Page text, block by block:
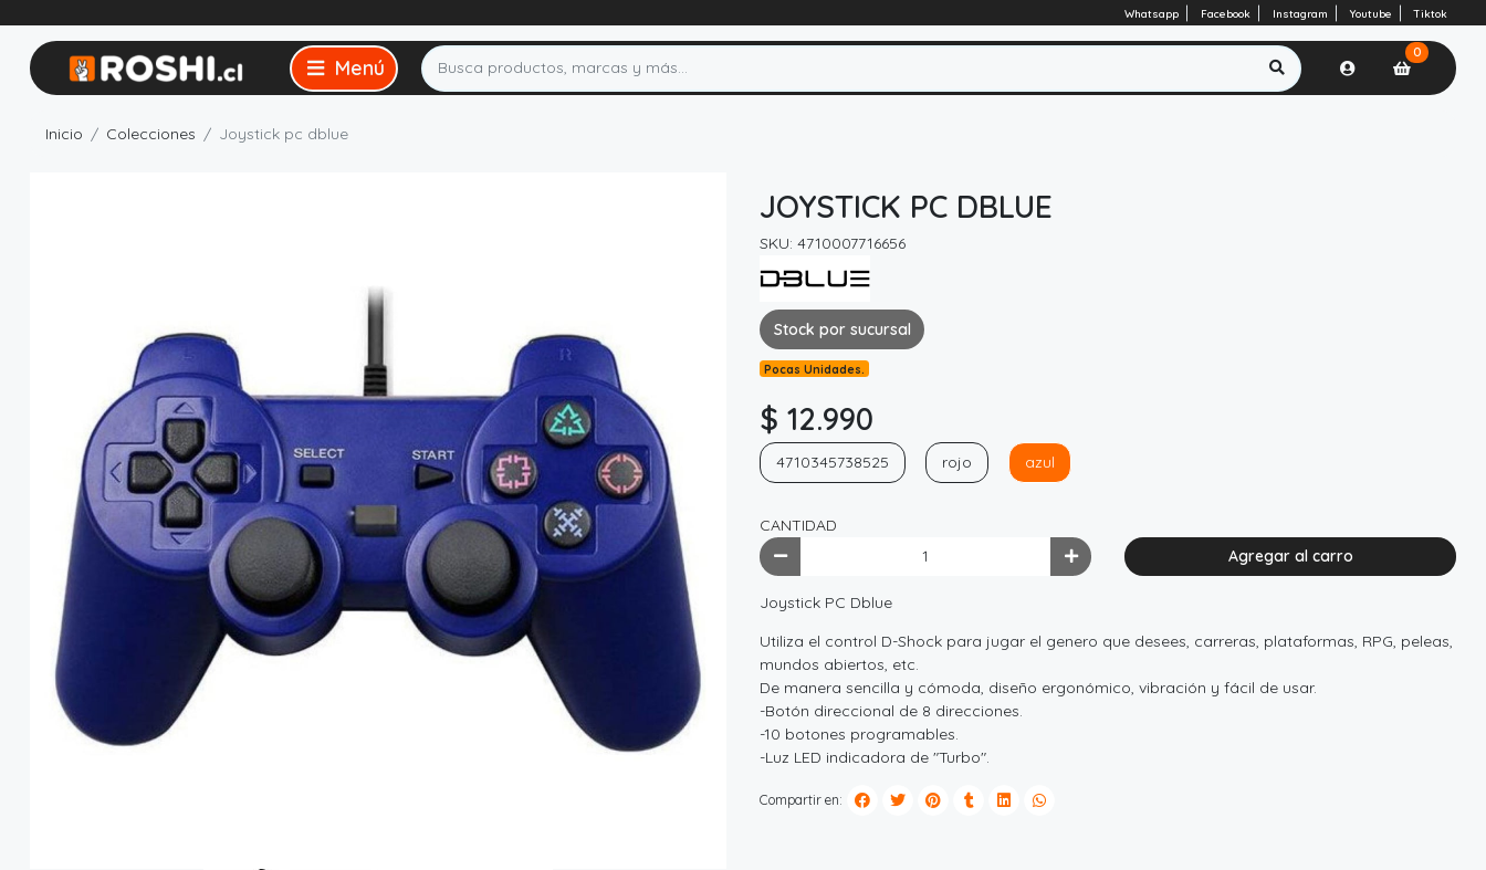
Whatsapp Facebook Instagram Youtube Tiktok
0
Inicio Colecciones Joystick pc dblue
JOYSTICK PC DBLUE
SKU: 4710007716656
Stock por sucursal
Pocas Unidades.
$ 12.990
4710345738525 rojo azul
CANTIDAD
Agregar al carro
Joystick PC Dblue
Utiliza el control D-Shock para jugar el genero que desees, carreras, plataformas, RPG, peleas,
mundos abiertos, etc.
De manera sencilla y cómoda, diseño ergonómico, vibración y fácil de usar.
-Botón direccional de 8 direcciones.
-10 botones programables.
-Luz LED indicadora de "Turbo".
Compartir en: